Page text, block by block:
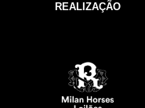
REALIZAÇÃO